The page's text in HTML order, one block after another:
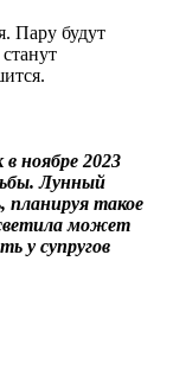
Пару будут
ноябре 2023
Лунный
планируя такое
может
у супругов